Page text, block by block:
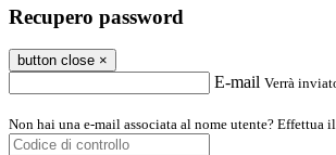
Recupero password
button close ×
E-mail Verrà
Non hai una e-mail associata al nome utente? Effettua